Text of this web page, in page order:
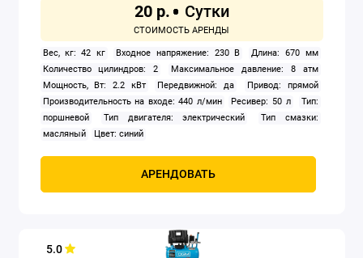
20 р.
Вес, кг: 42 кг Входное напряжение: 230 В
Длина: 670 мм
Количество цилиндров: 2
Максимальное давление: 8 атм
Мощность, Вт: 2.2 кВт
Передвижной: да
Привод: прямой
Производительность на входе: 440 л/мин
Ресивер: 50 л
Тип:
поршневой
Тип двигателя: электрический
Тип смазки:
масляный
Цвет: синий
АРЕНДОВАТЬ
5.0